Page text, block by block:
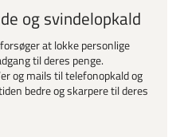
og svindelopkald
at lokke personlige
til deres penge.
og mails til telefonopkald og
bedre og skarpere til deres